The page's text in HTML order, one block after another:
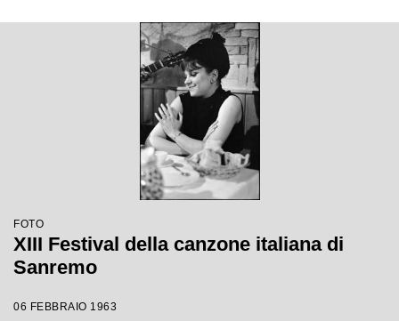
FOTO
XIII Festival della canzone italiana di
Sanremo
06 FEBBRAIO 1963